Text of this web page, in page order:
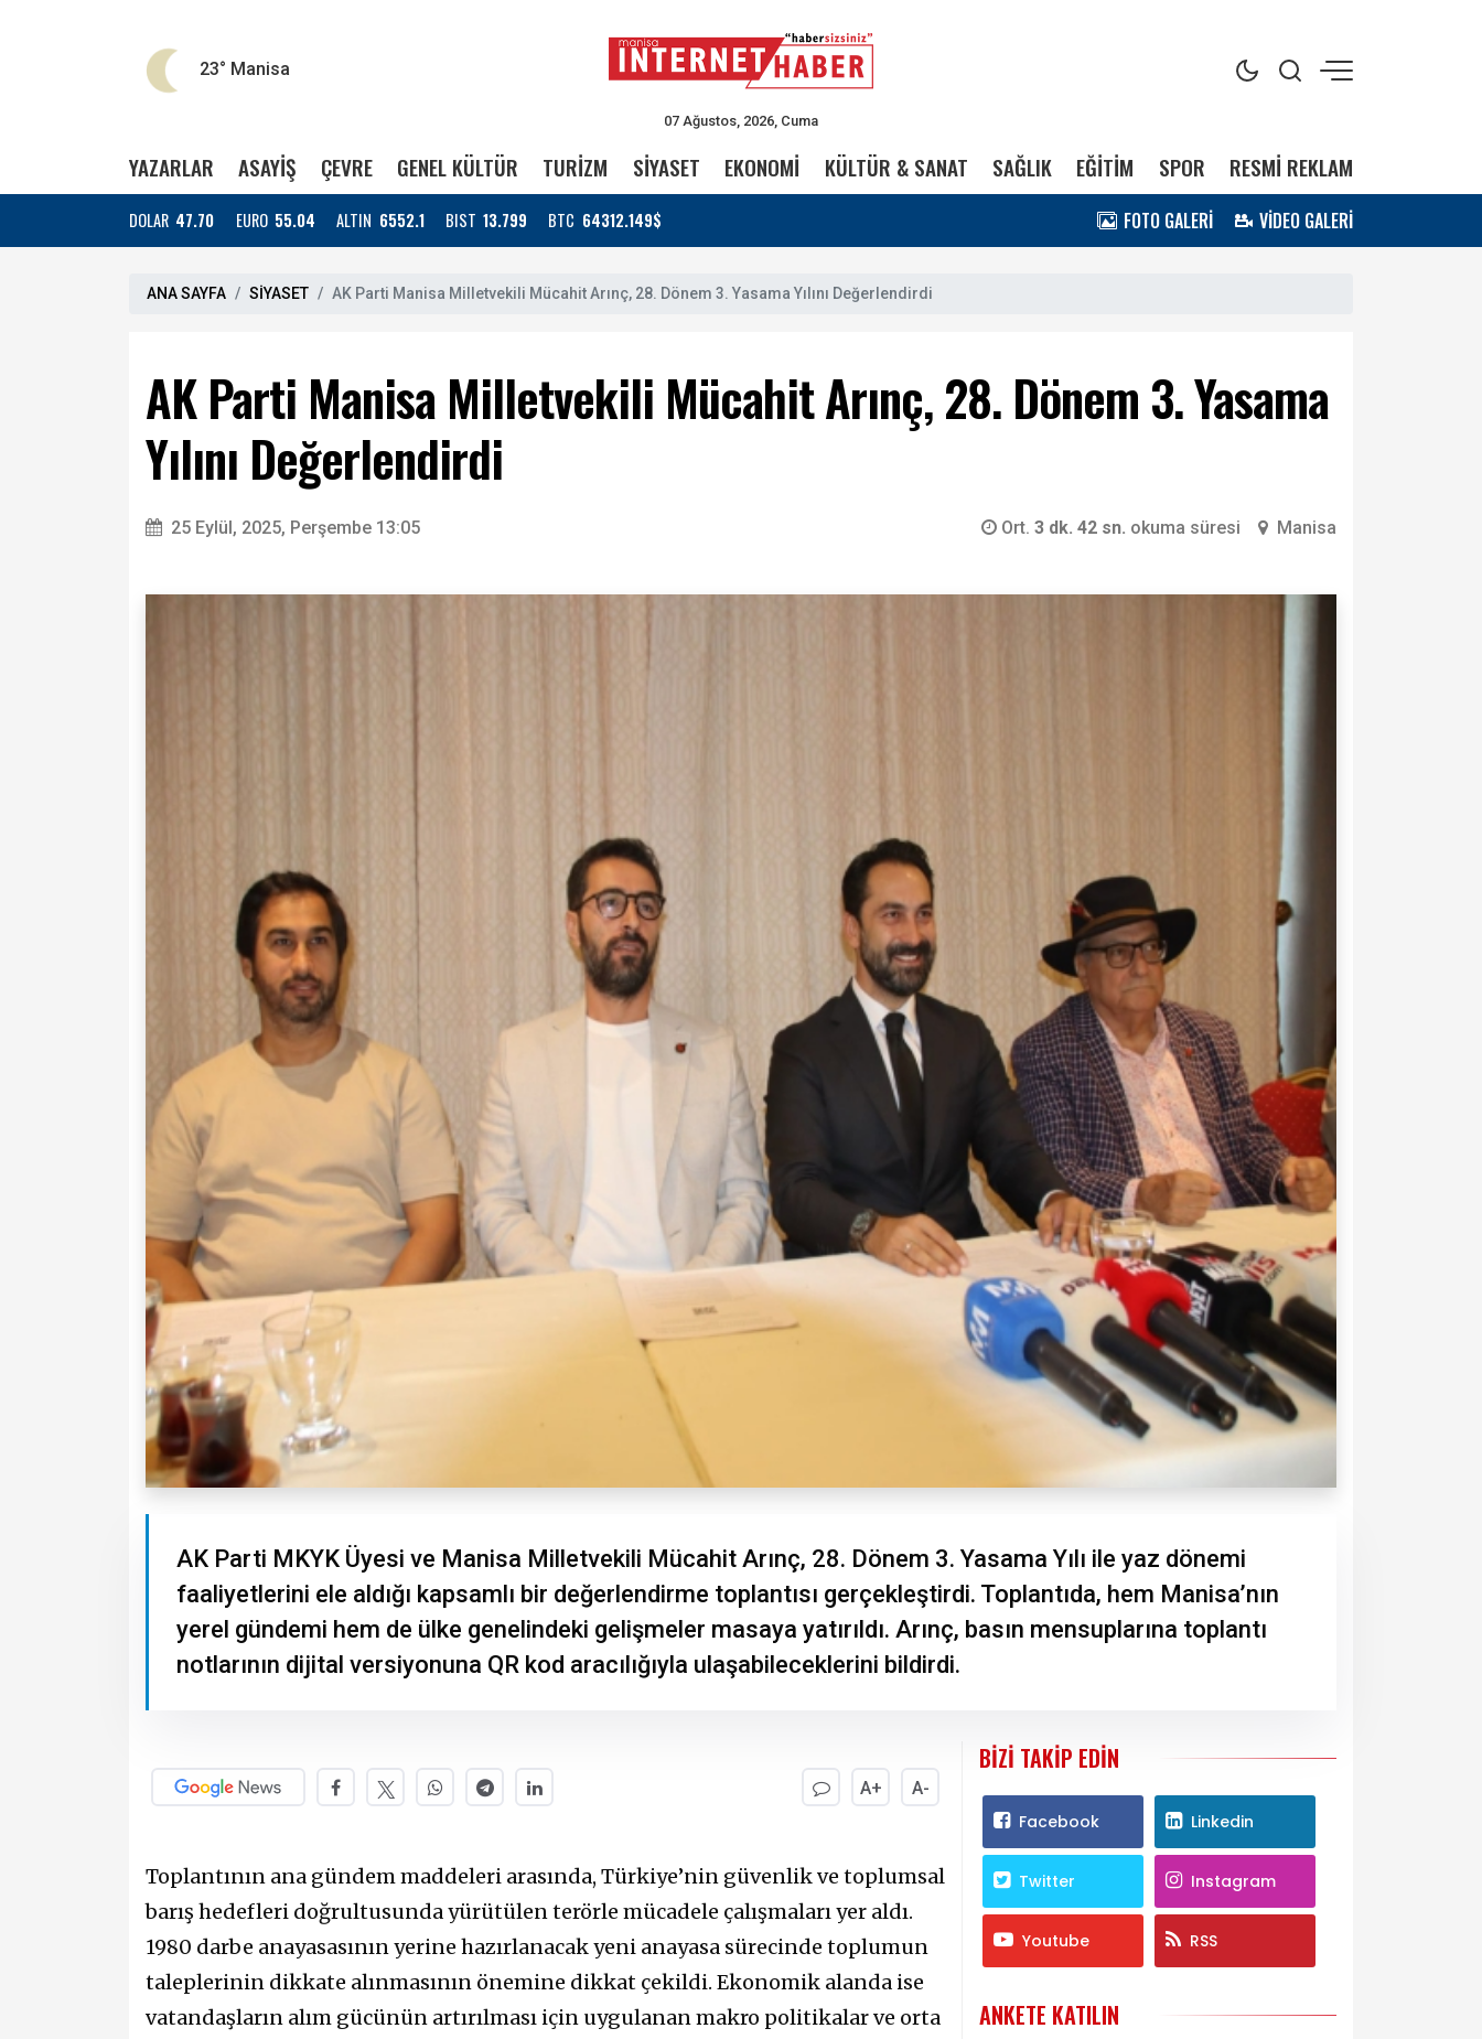
23° Manisa
07 Ağustos, 2026, Cuma
YAZARLAR ASAYİŞ ÇEVRE GENEL KÜLTÜR TURİZM SİYASET EKONOMİ KÜLTÜR & SANAT SAĞLIK EĞİTİM SPOR RESMİ REKLAM
DOLAR 47.70 EURO 55.04 ALTIN 6552.1 BIST 13.799 BTC 64312.149$ FOTO GALERİ VİDEO GALERİ
ANA SAYFA SİYASET AK Parti Manisa Milletvekili Mücahit Arınç, 28. Dönem 3. Yasama Yılını Değerlendirdi
AK Parti Manisa Milletvekili Mücahit Arınç, 28. Dönem 3. Yasama
Yılını Değerlendirdi
25 Eylül, 2025, Perşembe 13:05 Ort. 3 dk. 42 sn. okuma süresi Manisa
AK Parti MKYK Üyesi ve Manisa Milletvekili Mücahit Arınç, 28. Dönem 3. Yasama Yılı ile yaz dönemi
faaliyetlerini ele aldığı kapsamlı bir değerlendirme toplantısı gerçekleştirdi. Toplantıda, hem Manisa’nın
yerel gündemi hem de ülke genelindeki gelişmeler masaya yatırıldı. Arınç, basın mensuplarına toplantı
notlarının dijital versiyonuna QR kod aracılığıyla ulaşabileceklerini bildirdi.
A+ A-
Toplantının ana gündem maddeleri arasında, Türkiye’nin güvenlik ve toplumsal
barış hedefleri doğrultusunda yürütülen terörle mücadele çalışmaları yer aldı.
1980 darbe anayasasının yerine hazırlanacak yeni anayasa sürecinde toplumun
taleplerinin dikkate alınmasının önemine dikkat çekildi. Ekonomik alanda ise
vatandaşların alım gücünün artırılması için uygulanan makro politikalar ve orta
BIZI TAKIP EDIN
Facebook Linkedin
Twitter Instagram
Youtube RSS
ANKETE KATILIN